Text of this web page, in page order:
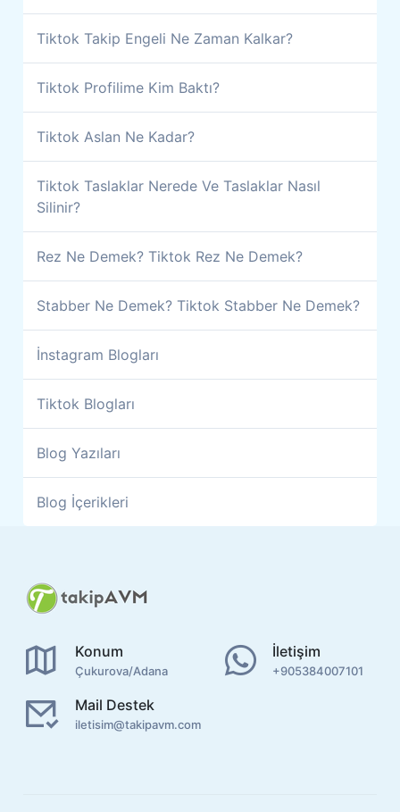
Tiktok Takip Engeli Ne Zaman Kalkar?
Tiktok Profilime Kim Baktı?
Tiktok Aslan Ne Kadar?
Tiktok Taslaklar Nerede Ve Taslaklar Nasıl
Silinir?
Rez Ne Demek? Tiktok Rez Ne Demek?
Stabber Ne Demek? Tiktok Stabber Ne Demek?
İnstagram Blogları
Tiktok Blogları
Blog Yazıları
Blog İçerikleri
Konum
Çukurova/Adana
İletişim
+905384007101
Mail Destek
iletisim@takipavm.com